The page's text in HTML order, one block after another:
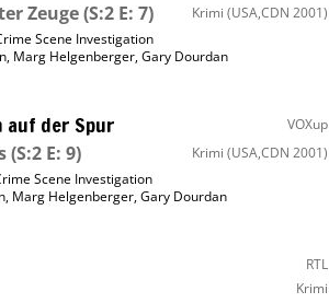
Zeuge(S:2 E: 7) Krimi (USA,CDN 2001)
Scene Investigation
, Marg Helgenberger,Gary Dourdan
auf der Spur VOXup
(S:2 E: 9) Krimi (USA,CDN 2001)
Scene Investigation
, Marg Helgenberger,Gary Dourdan
RTL
Krimi